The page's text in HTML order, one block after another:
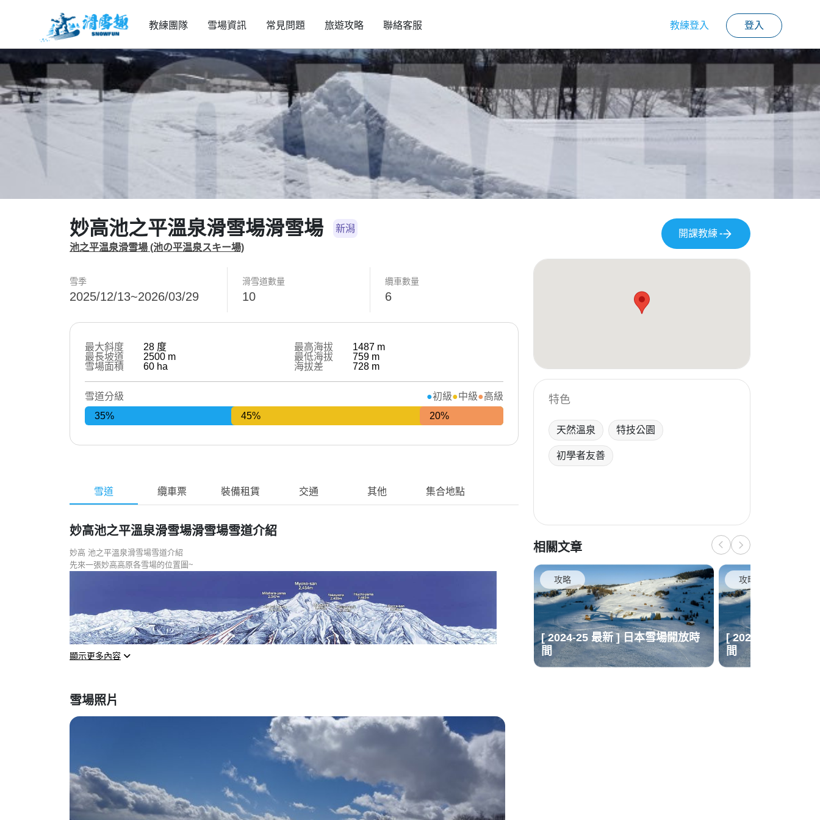
教練團隊 雪場資訊 常見問題 旅遊攻略 聯絡客服 教練登入 登入
妙高池之平溫泉滑雪場滑雪場
新潟
池之平温泉滑雪場 (池の平温泉スキー場)
雪季
2025/12/13~2026/03/29
滑雪道數量
10
纜車數量
6
最大斜度 28 度
最長坡道
2500 m
雪場面積
60 ha
最高海拔 1487 m
最低海拔
759 m
海拔差
728 m
雪道分級 初級 中級
高級
35%
45% 20%
開課教練
特色
天然溫泉 特技公園
初學者友善
相關文章
[ 2024-25 最新 ] 日本雪場開放時
[ 2024-25 最新 ] 日本雪場開放時
攻略
[ 2024-25 最新 ] 日本雪場開放時
間
攻略
[ 2024-25 最新 ]
間
雪道 纜車票 裝備租賃 交通 其他 集合地點
妙高池之平溫泉滑雪場滑雪場雪道介紹
妙高 池之平溫泉滑雪場雪道介紹
先來一張妙高高原各雪場的位置圖~
妙高 池之平溫泉滑雪場雪道介紹
顯示更多內容
雪場照片